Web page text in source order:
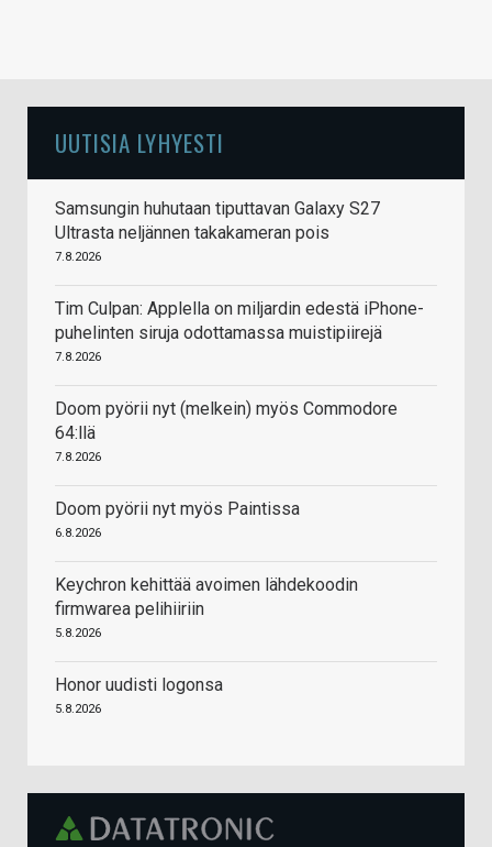
UUTISIA LYHYESTI
Samsungin huhutaan tiputtavan Galaxy S27
Ultrasta neljännen takakameran pois
7.8.2026
Tim Culpan: Applella on miljardin edestä iPhone-
puhelinten siruja odottamassa muistipiirejä
7.8.2026
Doom pyörii nyt (melkein) myös Commodore
64:llä
7.8.2026
Doom pyörii nyt myös Paintissa
6.8.2026
Keychron kehittää avoimen lähdekoodin
firmwarea pelihiiriin
5.8.2026
Honor uudisti logonsa
5.8.2026